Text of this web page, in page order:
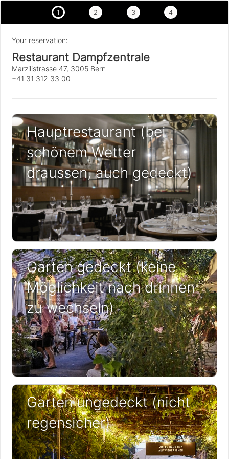
1 2 3 4
Your reservation:
Restaurant Dampfzentrale
Marzilistrasse 47, 3005 Bern
+41 31 312 33 00
Hauptrestaurant (bei
schönem Wetter
draussen, auch gedeckt)
Garten gedeckt (keine
Möglichkeit nach drinnen
zu wechseln)
Garten ungedeckt (nicht
regensicher)